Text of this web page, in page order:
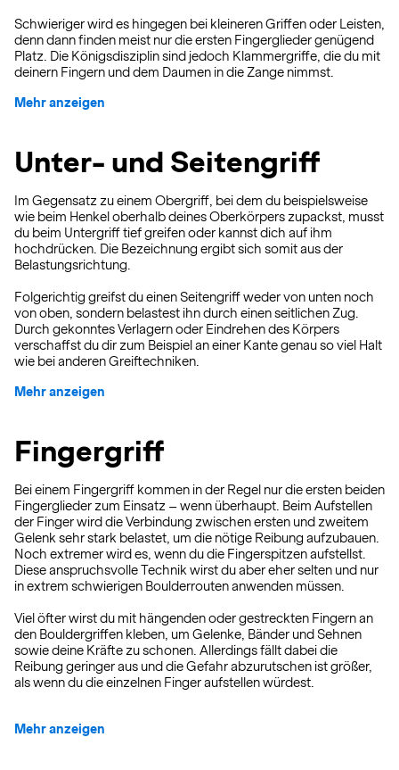
Schwieriger wird es hingegen bei kleineren Griffen oder Leisten,
denn dann finden meist nur die ersten Fingerglieder genügend
Platz. Die Königsdisziplin sind jedoch Klammergriffe, die du mit
deinern Fingern und dem Daumen in die Zange nimmst.
Mehr anzeigen
Unter- und Seitengriff
Im Gegensatz zu einem Obergriff, bei dem du beispielsweise
wie beim Henkel oberhalb deines Oberkörpers zupackst, musst
du beim Untergriff tief greifen oder kannst dich auf ihm
hochdrücken. Die Bezeichnung ergibt sich somit aus der
Belastungsrichtung.
Folgerichtig greifst du einen Seitengriff weder von unten noch
von oben, sondern belastest ihn durch einen seitlichen Zug.
Durch gekonntes Verlagern oder Eindrehen des Körpers
verschaffst du dir zum Beispiel an einer Kante genau so viel Halt
wie bei anderen Greiftechniken.
Mehr anzeigen
Fingergriff
Bei einem Fingergriff kommen in der Regel nur die ersten beiden
Fingerglieder zum Einsatz – wenn überhaupt. Beim Aufstellen
der Finger wird die Verbindung zwischen ersten und zweitem
Gelenk sehr stark belastet, um die nötige Reibung aufzubauen.
Noch extremer wird es, wenn du die Fingerspitzen aufstellst.
Diese anspruchsvolle Technik wirst du aber eher selten und nur
in extrem schwierigen Boulderrouten anwenden müssen.
Viel öfter wirst du mit hängenden oder gestreckten Fingern an
den Bouldergriffen kleben, um Gelenke, Bänder und Sehnen
sowie deine Kräfte zu schonen. Allerdings fällt dabei die
Reibung geringer aus und die Gefahr abzurutschen ist größer,
als wenn du die einzelnen Finger aufstellen würdest.
Mehr anzeigen